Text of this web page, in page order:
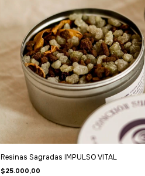
Resinas Sagradas IMPULSO VITAL
$25.000,00